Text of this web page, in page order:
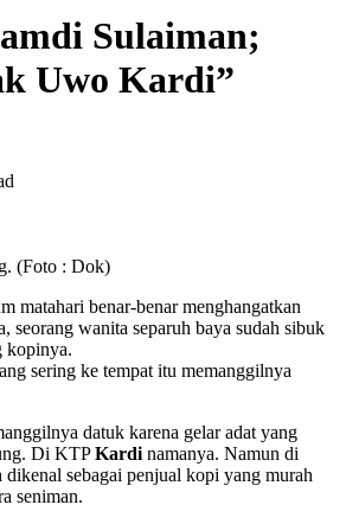
Sulaiman;
Uwo Kardi”
(Foto : Dok)
matahari benar-benar menghangatkan
seorang wanita separuh baya sudah sibuk
kopinya.
sering ke tempat itu memanggilnya
datuk karena gelar adat yang
Di KTPKardi namanya. Namun di
sebagai penjual kopi yang murah
seniman.